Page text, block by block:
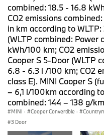
combined: 18.5 - 16.8
CO2 emissions
in km according to
(WLTP combined: Power
kWh/100 km; CO2
Cooper S 5-Door (WLTP
6.8 - 6.3 l /100 km; CO2
class E). MINI Cooper S
– 6,1 l/100km according
combined: 144 – 138 g/
MINI · Cooper Convertible ·
3 Door